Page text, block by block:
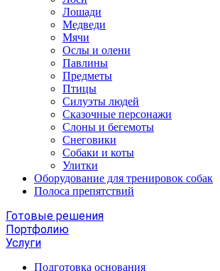
Лошади
Медведи
Мячи
Ослы и олени
Павлины
Предметы
Птицы
Силуэты людей
Сказочные персонажи
Слоны и бегемоты
Снеговики
Собаки и коты
Улитки
Оборудование для тренировок собак
Полоса препятствий
Готовые решения
Портфолию
Услуги
Подготовка основания